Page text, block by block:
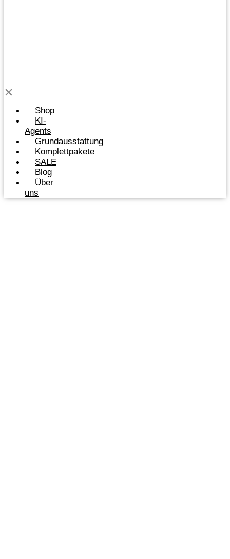
Shop
KI-
Agents
Grundausstattung
Komplettpakete
SALE
Blog
Über
uns